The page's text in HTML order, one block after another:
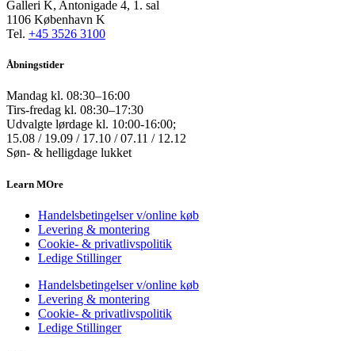
Galleri K, Antonigade 4, 1. sal
1106 København K
Tel. +45 3526 3100
Åbningstider
Mandag kl. 08:30–16:00
Tirs-fredag kl. 08:30–17:30
Udvalgte lørdage kl. 10:00-16:00;
15.08 / 19.09 / 17.10 / 07.11 / 12.12
Søn- & helligdage lukket
Learn MOre
Handelsbetingelser v/online køb
Levering & montering
Cookie- & privatlivspolitik
Ledige Stillinger
Handelsbetingelser v/online køb
Levering & montering
Cookie- & privatlivspolitik
Ledige Stillinger